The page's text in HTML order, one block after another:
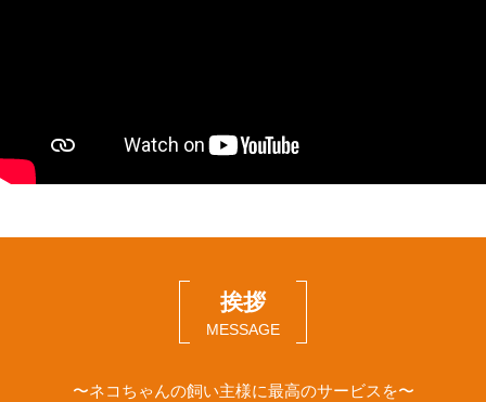
挨拶
MESSAGE
〜ネコちゃんの飼い主様に最高のサービスを〜